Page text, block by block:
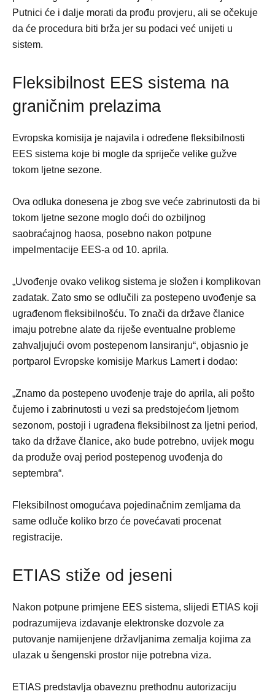
Putnici će i dalje morati da prođu provjeru, ali se očekuje
da će procedura biti brža jer su podaci već unijeti u
sistem.
Fleksibilnost EES sistema na
graničnim prelazima
Evropska komisija je najavila i određene fleksibilnosti
EES sistema koje bi mogle da spriječe velike gužve
tokom ljetne sezone.
Ova odluka donesena je zbog sve veće zabrinutosti da bi
tokom ljetne sezone moglo doći do ozbiljnog
saobraćajnog haosa, posebno nakon potpune
impelmentacije EES-a od 10. aprila.
„Uvođenje ovako velikog sistema je složen i komplikovan
zadatak. Zato smo se odlučili za postepeno uvođenje sa
ugrađenom fleksibilnošću. To znači da države članice
imaju potrebne alate da riješe eventualne probleme
zahvaljujući ovom postepenom lansiranju“, objasnio je
portparol Evropske komisije Markus Lamert i dodao:
„Znamo da postepeno uvođenje traje do aprila, ali pošto
čujemo i zabrinutosti u vezi sa predstojećom ljetnom
sezonom, postoji i ugrađena fleksibilnost za ljetni period,
tako da države članice, ako bude potrebno, uvijek mogu
da produže ovaj period postepenog uvođenja do
septembra“.
Fleksibilnost omogućava pojedinačnim zemljama da
same odluče koliko brzo će povećavati procenat
registracije.
ETIAS stiže od jeseni
Nakon potpune primjene EES sistema, slijedi ETIAS koji
podrazumijeva izdavanje elektronske dozvole za
putovanje namijenjene državljanima zemalja kojima za
ulazak u šengenski prostor nije potrebna viza.
ETIAS predstavlja obaveznu prethodnu autorizaciju